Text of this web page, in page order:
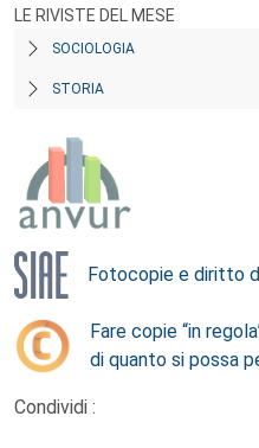
LE RIVISTE DEL MESE
SOCIOLOGIA
STORIA
Fotocopie e diritto
Fare copie “in
di quanto si possa
Condividi :